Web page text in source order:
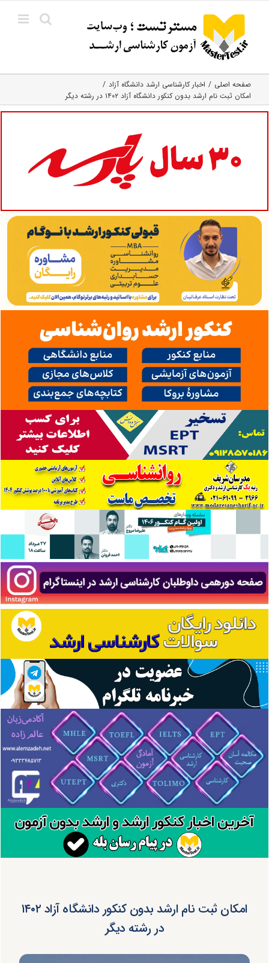
content
صفحه اصلی
اخبار کارشناسی ارشد دانشگاه آزاد
امکان ثبت نام ارشد بدون کنکور دانشگاه آزاد ۱۴۰۲ در رشته دیگر
امکان ثبت نام ارشد بدون کنکور دانشگاه آزاد ۱۴۰۲
در رشته دیگر